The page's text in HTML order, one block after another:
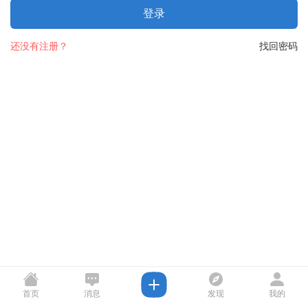
登录
找回密码
还没有注册？
首页 消息 发现 我的